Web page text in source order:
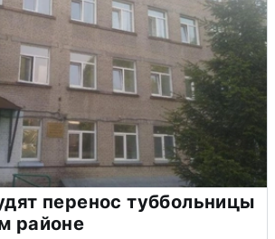
перенос туббольницы
районе